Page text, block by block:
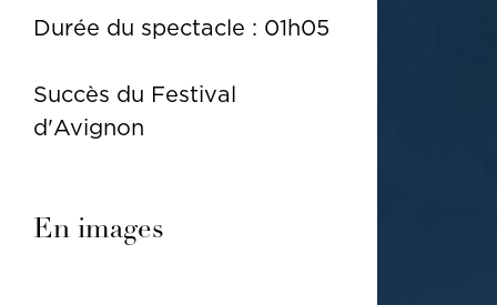
Durée du spectacle : 01h05
Succès du Festival
d'Avignon
En images